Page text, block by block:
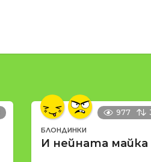
977
БЛОНДИНКИ
И нейната майка